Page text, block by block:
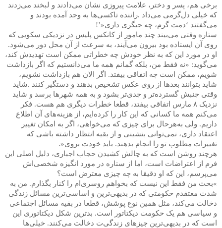
برخی هم، پسر و دختر، علامت پیروزی نشان می‌دادند و لبخند می‌زدند
که خیلی دل‌گرمی می‌داد .راننده تاکسی‌ها به وجد آمده بودند و
می‌گفتند ‘دمت گرم، چه جیگری داری!’»
ستاره وقتی می‌بیند چند مامور از کانکس پلیس در نزدیکی سکویی که
روی آن ایستاده بود بیرون می‌آیند، به سرعت از آن محل دور می‌شود.
او در مورد این که به نظر خودش چه خطراتی ممکن است تهدیدش کند،
می‌گوید: «نه فقط من، بلکه گمانم همه ما می‌دانستیم که اگر بازداشت
شویم، ممکن است چه اتفاقی بیفتد. اگر الان هم بازداشت نشویم،
شاید بتوانند بعدها از روی عکس تشخیص بدهند و دستگیر کنند .شاید
وقتی جنبش گسترده‌تر و جدی‌تر بشود و به همه شهرها برسد و شاید
نزدیک ۸ مارس اتفاقی بیفتد، قطعا خطرات دیگری هم هست. فکر
می‌کنم همه ما کسانی که این کار را کرده‌ایم، از هزینه‌های آن اطلاع
داریم. ولی به‌هرحال برای چیزی که می‌خواهی، اگر به امکان تغییر
اعتقاد داری، نمی‌توانی بنشینی و از بقیه انتظار داشته باشی که
تغییرات مطلوب تو را انجام بدهند. باید خودت بروی.»
هرچند روشن است که به چالش کشیدن حجاب اجباری، دلیل اصلی این
فرم از اعتراضات است، اما از ستاره در مورد انگیزه شخصی‌اش
می‌پرسم، این که او دقیقا به چه چیزی معترض است؟
«بحث من فقط این نیست که بخواهم روسری‌ام را کنار بگذارم. من به
شدت معتقدم حکومتی که در بدیهی‌ترین و اساسی‌ترین مسائل زندگی
دخالت می‌کند، مثل همین نوع پوشش، قطعا در بقیه مسائل اجتماعی
و سیاسی هم یک حکومت دیکتاتور است. بدترین شکل دیکتاتوری این
است که در بدیهی‌ترین چیزهای زندگی‌ت دخالت می‌کنند. خیلی‌ها